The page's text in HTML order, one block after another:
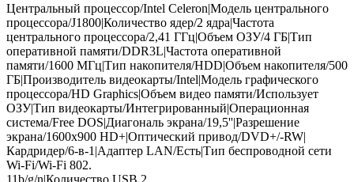
Центральный процессор/Intel Celeron|Модель центрального
процессора/J1800|Количество ядер/2 ядра|Частота
центрального процессора/2,41 ГГц|Объем ОЗУ/4 ГБ|Тип
оперативной памяти/DDR3L|Частота оперативной
памяти/1600 МГц|Тип накопителя/HDD|Объем накопителя/500
ГБ|Производитель видеокарты/Intel|Модель графического
процессора/HD Graphics|Объем видео памяти/Использует
ОЗУ|Тип видеокарты/Интегрированный|Операционная
система/Free DOS|Диагональ экрана/19,5''|Разрешение
экрана/1600x900 HD+|Оптический привод/DVD+/-RW|
Кардридер/6-в-1|Адаптер LAN/Есть|Тип беспроводной сети
Wi-Fi/Wi-Fi 802.
11b/g/n|Количество USB 2.